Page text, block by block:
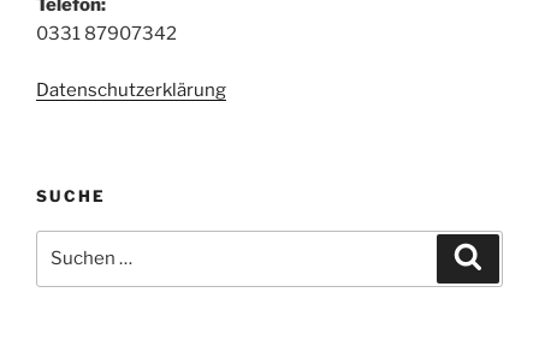
Telefon:
0331 87907342
Datenschutzerklärung
SUCHE
nach: